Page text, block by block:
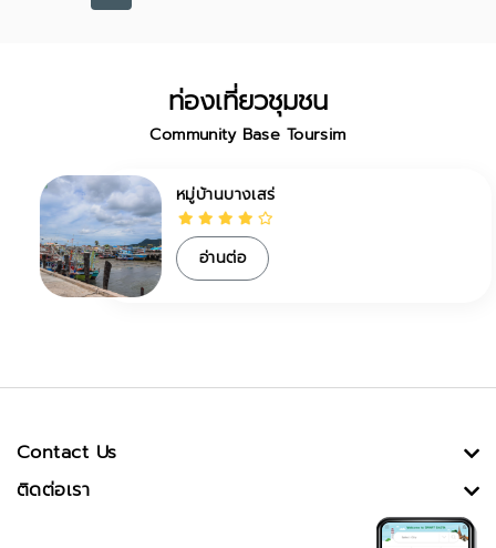
ท่องเที่ยวชุมชน
Community Base Toursim
หมู่บ้านบางเสร่
อ่านต่อ
Contact Us
ติดต่อเรา